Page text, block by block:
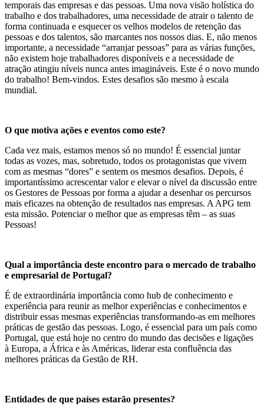
temporais das empresas e das pessoas. Uma nova visão holística do
trabalho e dos trabalhadores, uma necessidade de atrair o talento de
forma continuada e esquecer os velhos modelos de retenção das
pessoas e dos talentos, são marcantes nos nossos dias. E, não menos
importante, a necessidade “arranjar pessoas” para as várias funções,
não existem hoje trabalhadores disponíveis e a necessidade de
atração atingiu níveis nunca antes imagináveis. Este é o novo mundo
do trabalho! Bem-vindos. Estes desafios são mesmo à escala
mundial.
O que motiva ações e eventos como este?
Cada vez mais, estamos menos só no mundo! É essencial juntar
todas as vozes, mas, sobretudo, todos os protagonistas que vivem
com as mesmas “dores” e sentem os mesmos desafios. Depois, é
importantíssimo acrescentar valor e elevar o nível da discussão entre
os Gestores de Pessoas por forma a ajudar a desenhar os percursos
mais eficazes na obtenção de resultados nas empresas. A APG tem
esta missão. Potenciar o melhor que as empresas têm – as suas
Pessoas!
Qual a importância deste encontro para o mercado de trabalho
e empresarial de Portugal?
É de extraordinária importância como hub de conhecimento e
experiência para reunir as melhor experiências e conhecimentos e
distribuir essas mesmas experiências transformando-as em melhores
práticas de gestão das pessoas. Logo, é essencial para um país como
Portugal, que está hoje no centro do mundo das decisões e ligações
à Europa, a África e às Américas, liderar esta confluência das
melhores práticas da Gestão de RH.
Entidades de que países estarão presentes?